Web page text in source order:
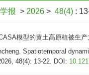
报 > 2026 > 48(4) :
模型的黄土高原植被生
Spatiotemporal
48(4): 13-22. DOI: